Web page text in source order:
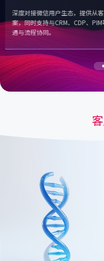
支持一键交接客户资源、历史
过程无需客户重复确认授权。
企业，保障私域运营稳定可持续